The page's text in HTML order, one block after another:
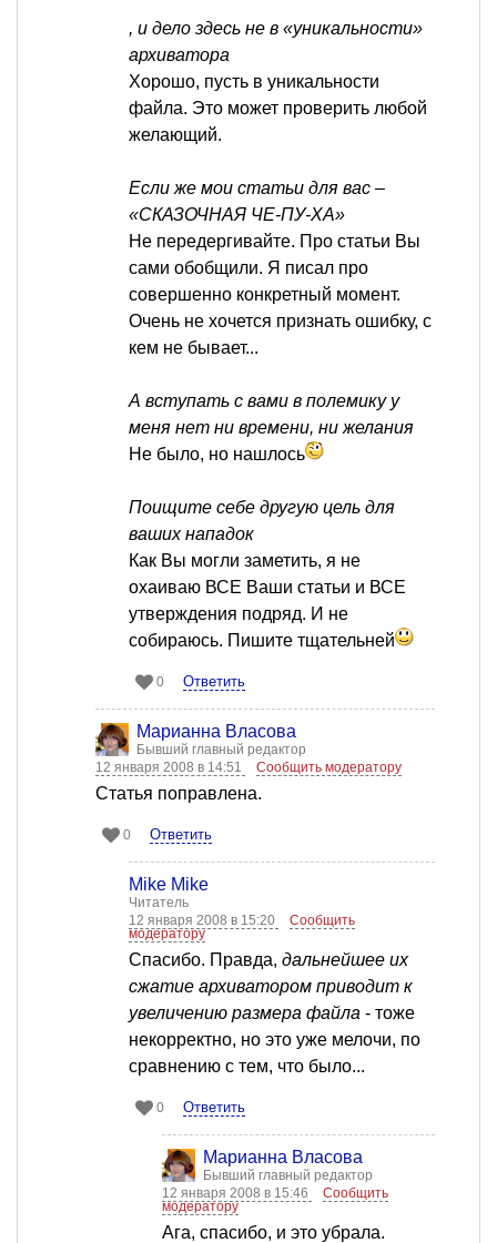
, и дело здесь не в «уникальности»
архиватора
Хорошо, пусть в уникальности
файла. Это может проверить любой
желающий.
Если же мои статьи для вас –
«СКАЗОЧНАЯ ЧЕ-ПУ-ХА»
Не передергивайте. Про статьи Вы
сами обобщили. Я писал про
совершенно конкретный момент.
Очень не хочется признать ошибку, с
кем не бывает...
А вступать с вами в полемику у
меня нет ни времени, ни желания
Не было, но нашлось
Поищите себе другую цель для
ваших нападок
Как Вы могли заметить, я не
охаиваю ВСЕ Ваши статьи и ВСЕ
утверждения подряд. И не
собираюсь. Пишите тщательней
0 Ответить
Марианна Власова
Бывший главный редактор
12 января 2008 в 14:51
Сообщить модератору
Статья поправлена.
0 Ответить
Mike Mike
Читатель
12 января 2008 в 15:20
Сообщить
модератору
Спасибо. Правда, дальнейшее их
сжатие архиватором приводит к
увеличению размера файла - тоже
некорректно, но это уже мелочи, по
сравнению с тем, что было...
0 Ответить
Марианна Власова
Бывший главный редактор
12 января 2008 в 15:46
Сообщить
модератору
Ага, спасибо, и это убрала.